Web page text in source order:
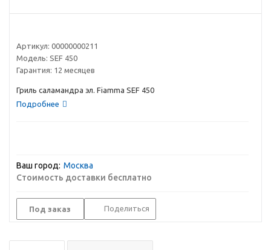
Артикул: 00000000211
Модель: SEF 450
Гарантия: 12 месяцев
Гриль саламандра эл. Fiamma SEF 450
Подробнее
Ваш город: Москва
Стоимость доставки бесплатно
Под заказ Поделиться